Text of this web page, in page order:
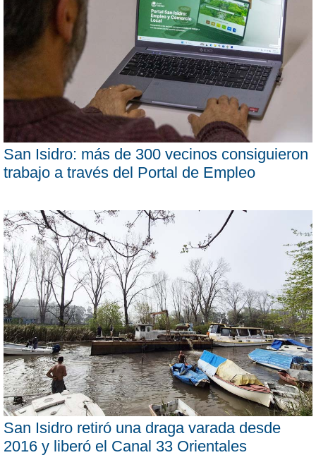
San Isidro: más de 300 vecinos consiguieron
trabajo a través del Portal de Empleo
San Isidro retiró una draga varada desde
2016 y liberó el Canal 33 Orientales